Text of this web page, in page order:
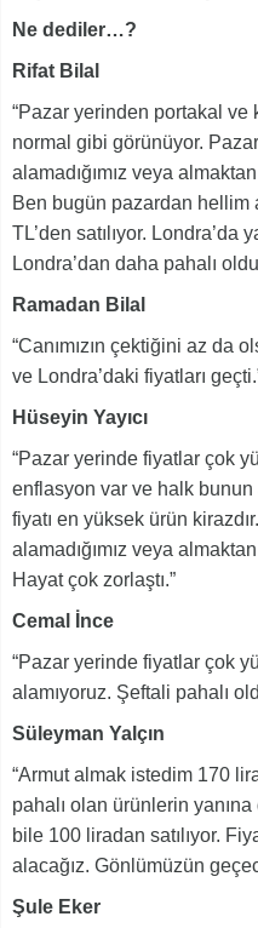
Ne dediler…?
Rifat Bilal
“Pazar yerinden portakal ve
normal gibi görünüyor.
alamadığımız veya
Ben bugün pazardan hellim
TL’den satılıyor. Londra’da
Londra’dan daha pahalı
Ramadan Bilal
“Canımızın çektiğini az da
ve Londra’daki fiyatları
Hüseyin Yayıcı
“Pazar yerinde fiyatlar çok
enflasyon var ve halk
fiyatı en yüksek ürün
alamadığımız veya
Hayat çok zorlaştı.”
Cemal İnce
“Pazar yerinde fiyatlar çok
alamıyoruz. Şeftali pahalı
Süleyman Yalçın
“Armut almak istedim 170
pahalı olan ürünlerin
bile 100 liradan satılıyor.
alacağız. Gönlümüzün
Şule Eker